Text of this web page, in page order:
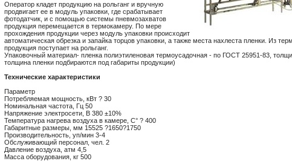
Оператор кладет продукцию на рольганг и вручную
продвигает ее в модуль упаковки, где срабатывает
фотодатчик, и с помощью системы пневмозахватов
продукция перемещается в термокамеру. По мере
прохождения продукции через модуль упаковки происходит
автоматическая обрезка и запайка торцов упаковки, а также места нахлеста пленки. Из
продукция поступает на рольганг.
Упаковочный материал- пленка полиэтиленовая термоусадочная - по ГОСТ 25951-83,
толщина пленки подбираются под габариты продукции)
Технические характеристики
Параметр
Потребляемая мощность, кВт ? 30
Номинальная частота, Гц 50
Напряжение электросети, В 380 ±10%
Температура нагрева воздуха в камере, С° ? 400
Габаритные размеры, мм 15525 ?1650?1750
Производительность, уп/мин 3-4
Обслуживающий персонал, чел. 2
Давление воздуха, атм 4,5
Масса оборудования, кг 500